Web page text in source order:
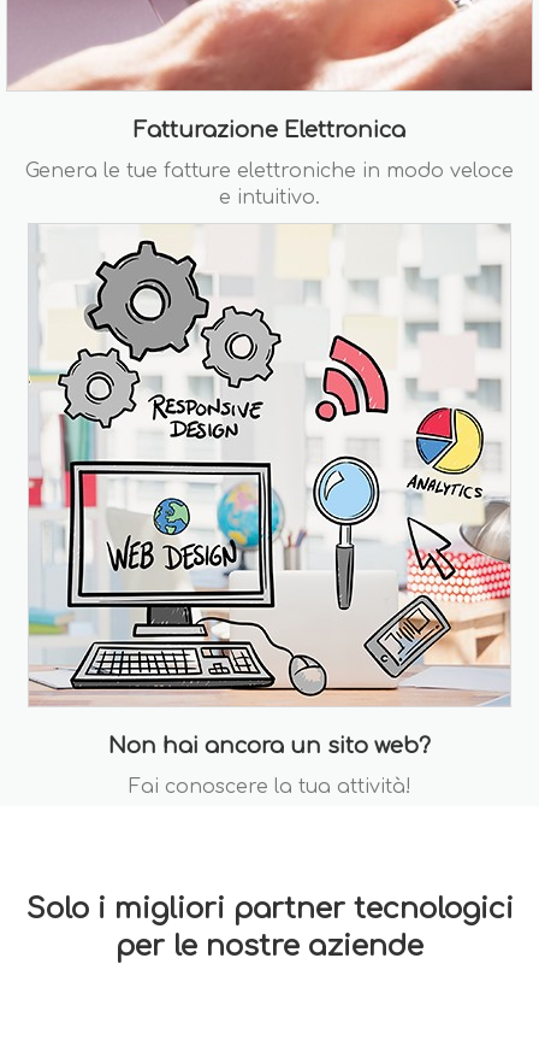
Fatturazione Elettronica
Genera le tue fatture elettroniche in modo veloce
e intuitivo.
Non hai ancora un sito web?
Fai conoscere la tua attività!
Solo i migliori partner tecnologici
per le nostre aziende